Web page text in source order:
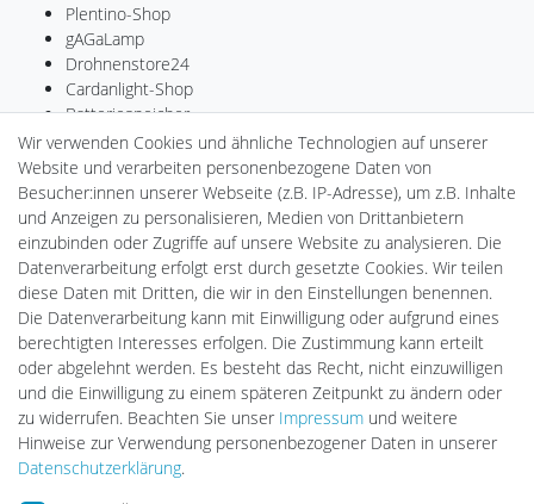
Plentino-Shop
gAGaLamp
Drohnenstore24
Cardanlight-Shop
Batteriespeicher
PlentiSolar
Gebrauchtlicht
Ledkauf
DEYESOLAR
Lightech Connect
CardanLight Europe
FORTIMO LEDs
LED-RETROSHOP
Wallbox24
Impressum Daten­schutz­erklärung AGB
Wir verwenden Cookies und ähnliche Technologien auf unserer
Website und verarbeiten personenbezogene Daten von
Besucher:innen unserer Webseite (z.B. IP-Adresse), um z.B. Inhalte
und Anzeigen zu personalisieren, Medien von Drittanbietern
einzubinden oder Zugriffe auf unsere Website zu analysieren. Die
Datenverarbeitung erfolgt erst durch gesetzte Cookies. Wir teilen
diese Daten mit Dritten, die wir in den Einstellungen benennen.
Die Datenverarbeitung kann mit Einwilligung oder aufgrund eines
berechtigten Interesses erfolgen. Die Zustimmung kann erteilt
oder abgelehnt werden. Es besteht das Recht, nicht einzuwilligen
und die Einwilligung zu einem späteren Zeitpunkt zu ändern oder
zu widerrufen. Beachten Sie unser Impressum und weitere
Hinweise zur Verwendung personenbezogener Daten in unserer
Daten­schutz­erklärung.